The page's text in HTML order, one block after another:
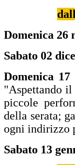
Domenica 26
Sabato 02
Domenica 17
"Aspettando il
piccole
della serata;
ogni indirizzo
Sabato 13